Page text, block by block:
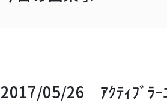
2017/05/26 ｱｸﾃｨﾌﾞﾗｰ